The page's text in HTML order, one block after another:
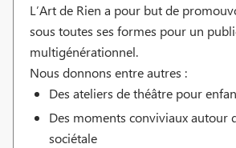
L’Art de Rien a pour but de
sous toutes ses formes pour un
multigénérationnel.
Nous donnons entre autres :
Des ateliers de théâtre pour
Des moments conviviaux autour
sociétale